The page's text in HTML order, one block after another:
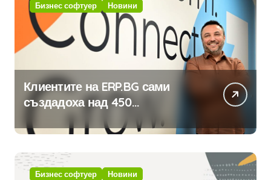
Бизнес софтуер Новини
Клиентите на ERP.BG сами
създадоха над 450
приложения за ERP системата
с помощта на вградения в нея
изкуствен интелект
Бизнес софтуер Новини